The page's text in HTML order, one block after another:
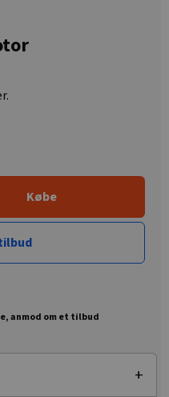
Købe
anmod om et tilbud